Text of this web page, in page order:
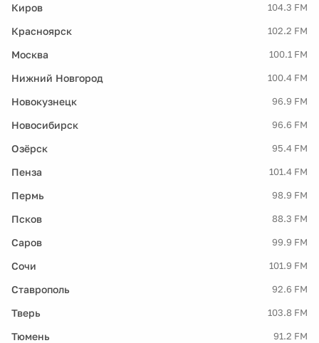
Киров 104.3 FM
Красноярск 102.2 FM
Москва 100.1 FM
Нижний Новгород 100.4 FM
Новокузнецк 96.9 FM
Новосибирск 96.6 FM
Озёрск 95.4 FM
Пенза 101.4 FM
Пермь 98.9 FM
Псков 88.3 FM
Саров 99.9 FM
Сочи 101.9 FM
Ставрополь 92.6 FM
Тверь 103.8 FM
Тюмень 91.2 FM